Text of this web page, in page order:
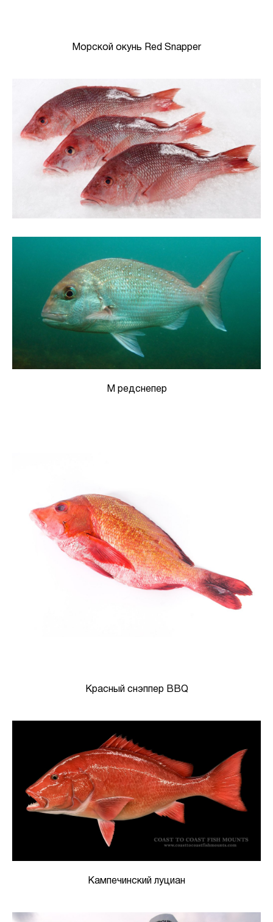
Морской окунь Red Snapper
М редснепер
Красный снэппер BBQ
Кампечинский луциан